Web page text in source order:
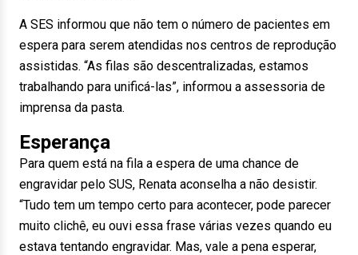
A SES informou que não tem o número de pacientes em
espera para serem atendidas nos centros de reprodução
assistidas. “As filas são descentralizadas, estamos
trabalhando para unificá-las”, informou a assessoria de
imprensa da pasta.
Esperança
Para quem está na fila a espera de uma chance de
engravidar pelo SUS, Renata aconselha a não desistir.
“Tudo tem um tempo certo para acontecer, pode parecer
muito clichê, eu ouvi essa frase várias vezes quando eu
estava tentando engravidar. Mas, vale a pena esperar,